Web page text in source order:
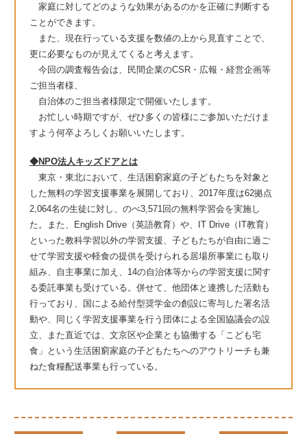
家庭に対してどのような効果があるのかを正確に判断する
ことができます。
また、現在行っている支援を数値の上から見直すことで、
更に必要なものが見えてくると考えます。​
今回の調査報告会は、民間企業のCSR・広報・経営企画等
ご担当者様、
自治体のご担当者様限定で開催いたします。
お忙しい時期ですが、ぜひ多くの皆様にご参加いただけま
すよう何卒よろしくお願いいたします。
◆NPO法人キッズドアとは
東京・東北において、生活困窮家庭の子どもたちを対象と
した無料の学習支援事業を展開しており、2017年度は62拠点
2,064名の生徒に対し、のべ3,571回の無料学習会を実施し
た。また、English Drive（英語教育）や、IT Drive（IT教育）
といった教科学習以外の学習支援、子どもたちが自由に過ご
せて学習支援や軽食の提供を受けられる居場所事業にも取り
組み、自主事業に加え、14の自治体等からの学習支援に関す
る委託事業も受けている。併せて、他団体と連携した活動も
行っており、国による給付型奨学金の創設に寄与した署名活
動や、同じく学習支援事業を行う団体による全国協議会の設
立、また直近では、文京区や企業とも協働する「こども宅
食」という生活困窮家庭の子どもたちへのアウトリーチも兼
ねた食糧配送事業も行っている。